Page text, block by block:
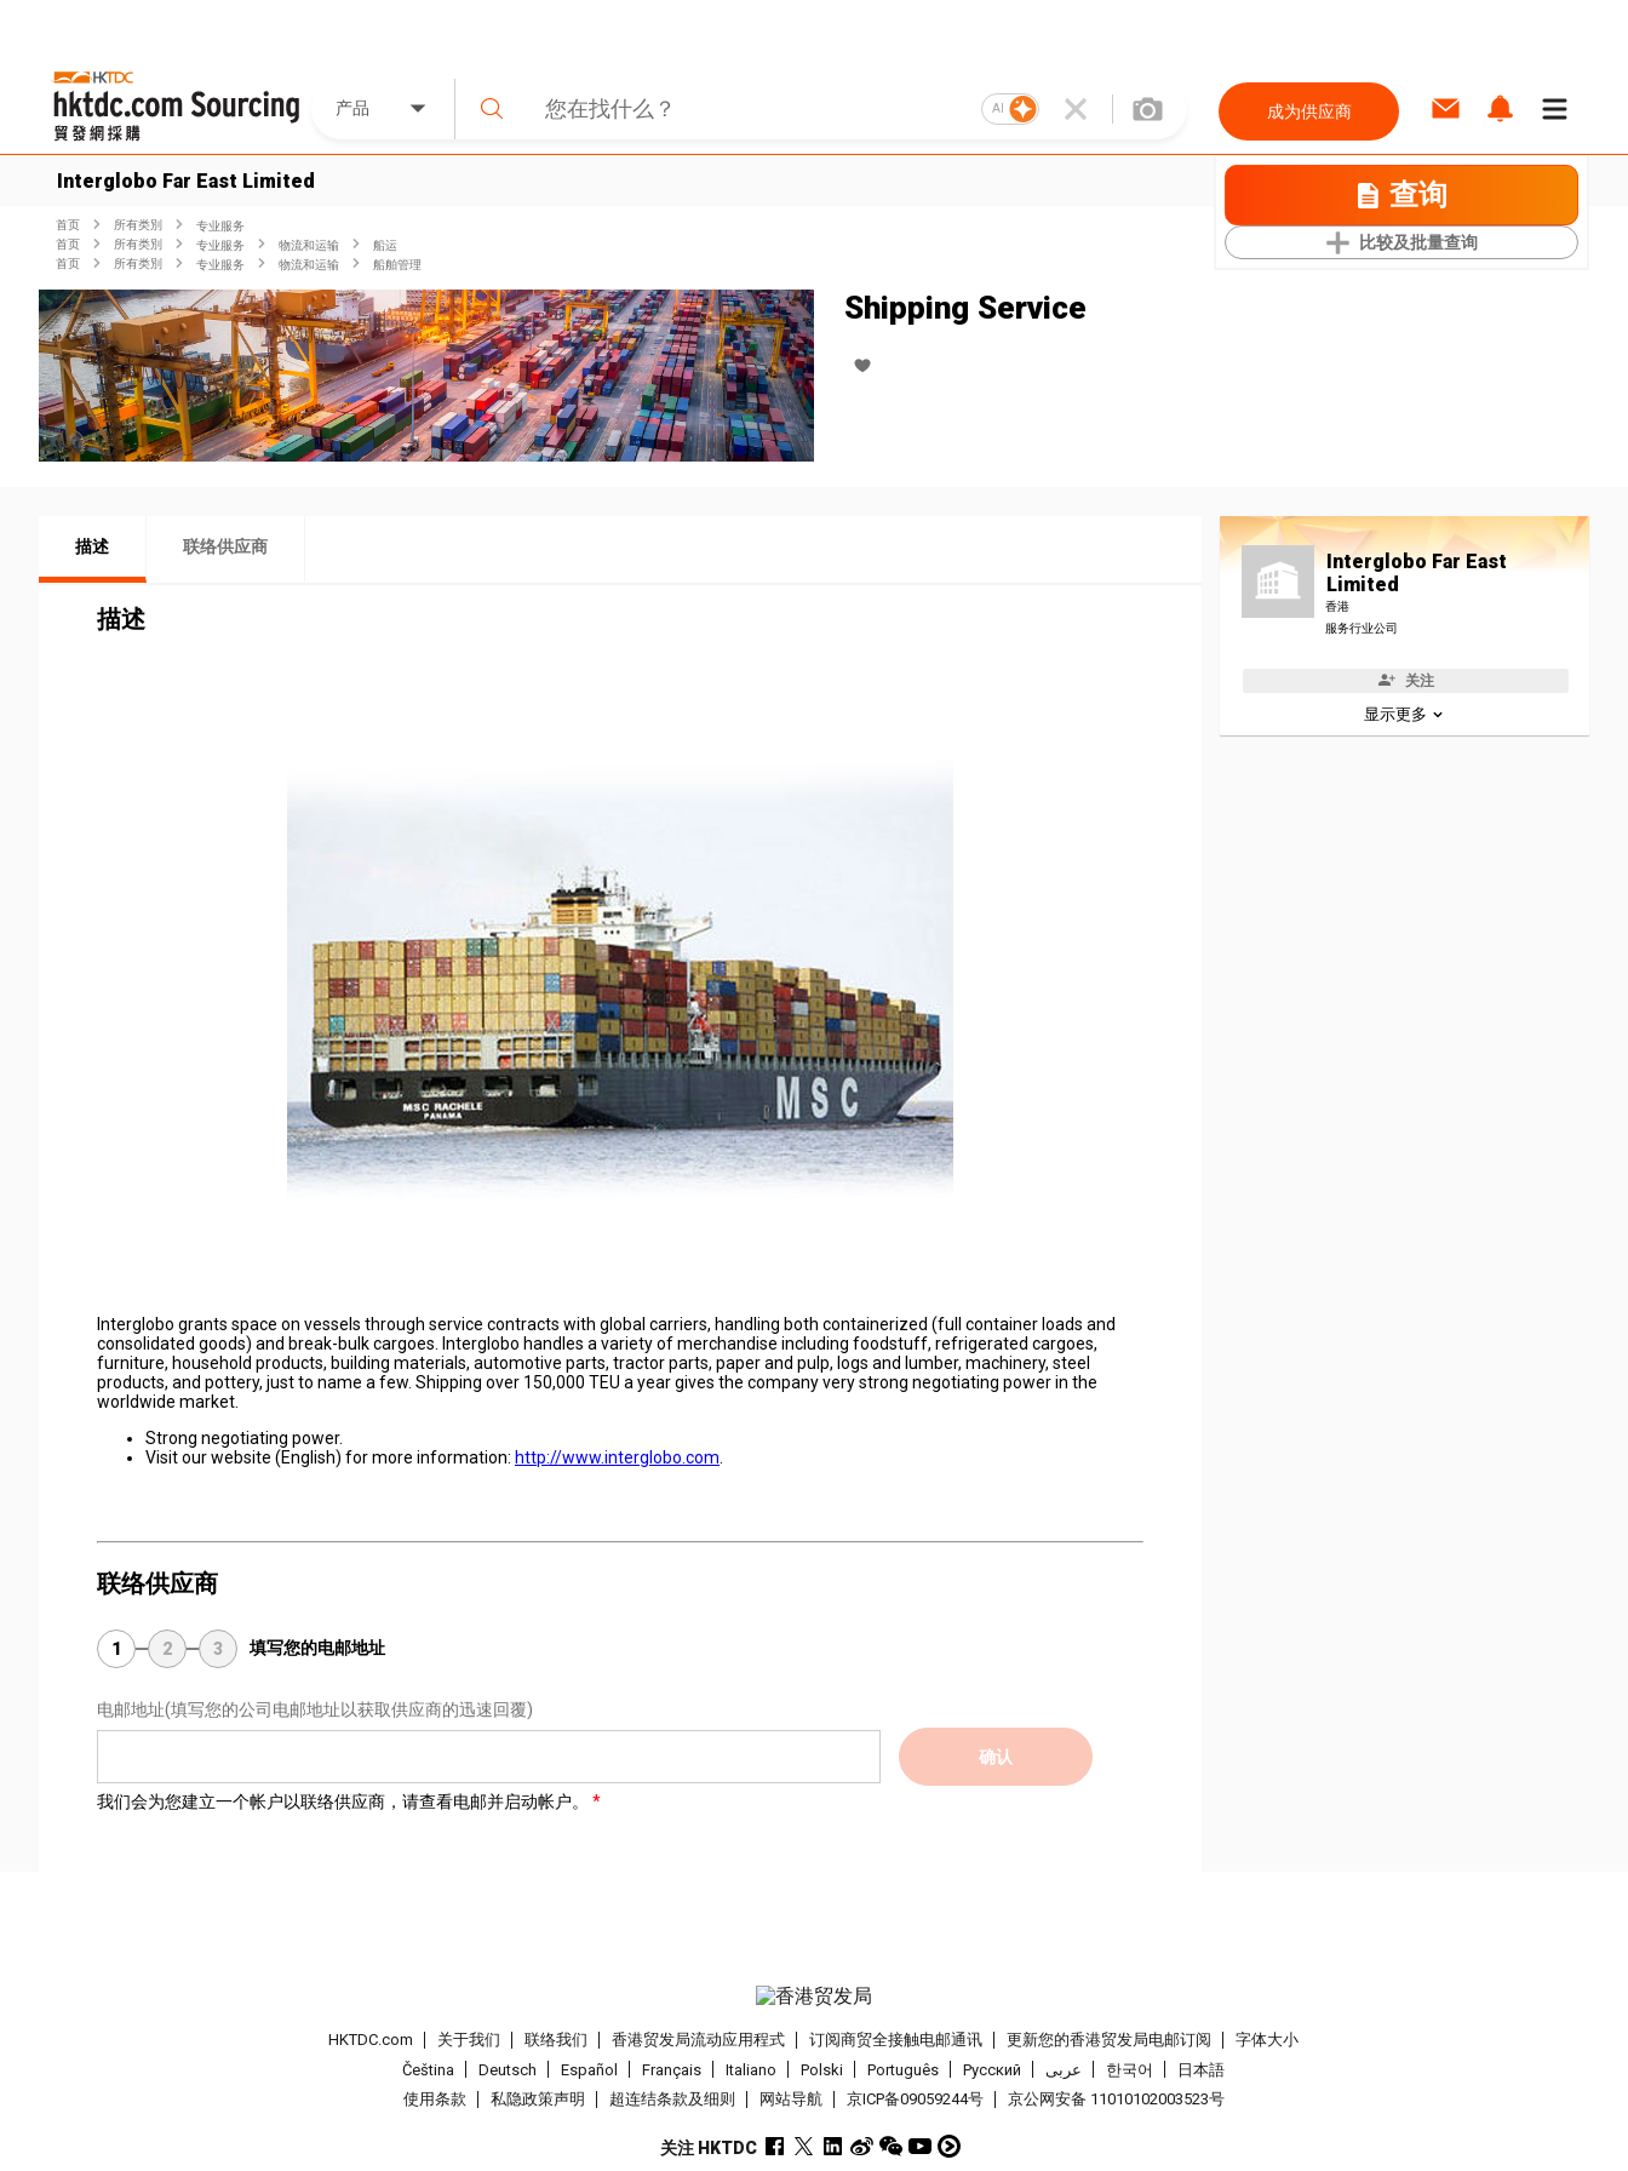
产品 AI 成为供应商
Interglobo Far East Limited 查询
比较及批量查询
首页 所有类別
专业服务
首页
所有类別 专业服务 物流和运输
船运
首页
所有类別 专业服务 物流和运输 船舶管理
Shipping Service
描述 联络供应商
描述
Interglobo grants space on vessels through service contracts with global carriers, handling both containerized (full container loads and
consolidated goods) and break-bulk cargoes. Interglobo handles a variety of merchandise including foodstuff, refrigerated cargoes,
furniture, household products, building materials, automotive parts, tractor parts, paper and pulp, logs and lumber, machinery, steel
products, and pottery, just to name a few. Shipping over 150,000 TEU a year gives the company very strong negotiating power in the
worldwide market.
Strong negotiating power.
Visit our website (English) for more information: http://www.interglobo.com
联络供应商
1 2 3 填写您的电邮地址
电邮地址(填写您的公司电邮地址以获取供应商的迅速回覆)
确认
我们会为您建立一个帐户以联络供应商，请查看电邮并启动帐户。
Interglobo Far East
Limited
香港
服务行业公司
关注
显示更多
HKTDC.com 关于我们 联络我们 香港贸发局流动应用程式 订阅商贸全接触电邮通讯 更新您的香港贸发局电邮订阅
字体大小
Čeština
Deutsch Español Français Italiano Polski Português Pусский عربى 한국어
日本語
使用条款
私隐政策声明 超连结条款及细则 网站导航 京ICP备09059244号 京公网安备 11010102003523号
关注 HKTDC